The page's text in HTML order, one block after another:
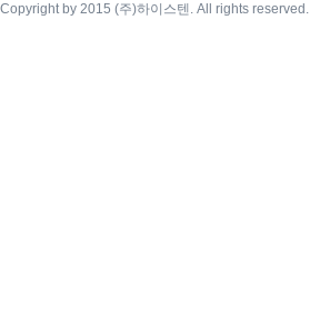
Copyright by 2015 (주)하이스텐. All rights reserved.